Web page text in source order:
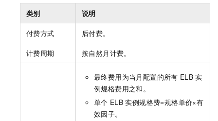
类别 说明
付费方式 后付费。
计费周期 按自然月计费。
最终费用为当月配置的所有 ELB 实
例规格费用之和。
单个 ELB 实例规格费=规格单价×有
效因子。